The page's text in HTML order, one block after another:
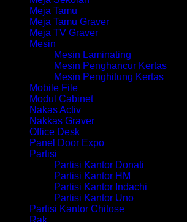
Meja Tamu
Meja Tamu Graver
Meja TV Graver
Mesin
Mesin Laminating
Mesin Penghancur Kertas
Mesin Penghitung Kertas
Mobile File
Modul Cabinet
Nakas Activ
Nakkas Graver
Office Desk
Panel Door Expo
Partisi
Partisi Kantor Donati
Partisi Kantor HM
Partisi Kantor Indachi
Partisi Kantor Uno
Partisi Kantor Chitose
Rak